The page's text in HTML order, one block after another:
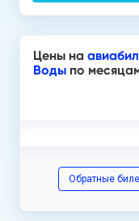
Цены на
Воды по
Обратные